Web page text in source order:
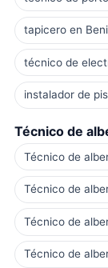
tapicero en
técnico de
instalador de
Técnico de
Técnico de
Técnico de
Técnico de
Técnico de